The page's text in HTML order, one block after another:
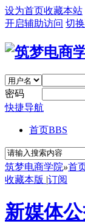
设为首页收藏本站
开启辅助访问 切
密码
快捷导航
首页BBS
筑梦电商学院»首
收藏本版 |订阅
新媒体